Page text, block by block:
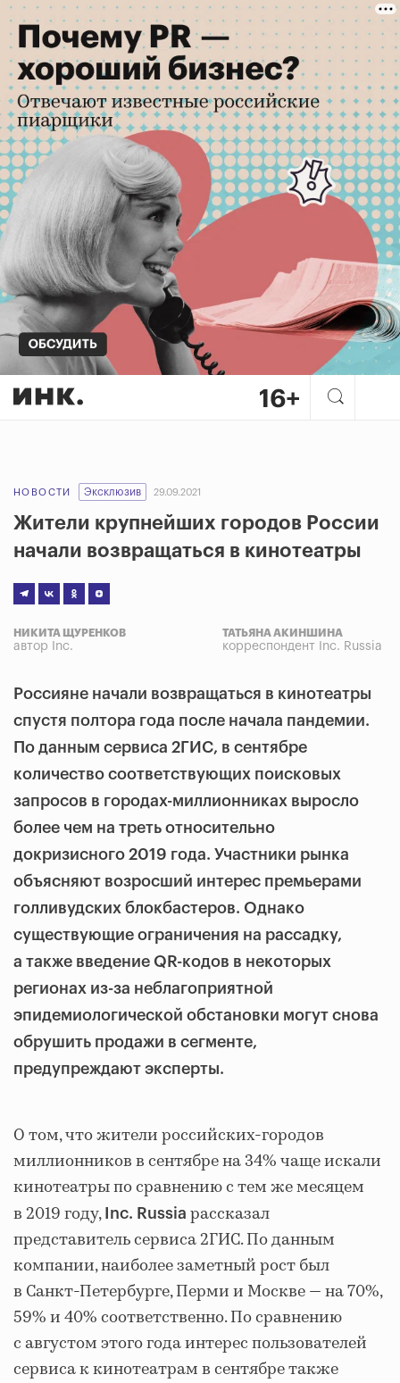
НОВОСТИ Эксклюзив 29.09.2021
Жители крупнейших городов России
начали возвращаться в кинотеатры
НИКИТА ЩУРЕНКОВ
автор Inc.
ТАТЬЯНА АКИНШИНА
корреспондент Inc. Russia
Россияне начали возвращаться в кинотеатры
спустя полтора года после начала пандемии.
По данным сервиса 2ГИС, в сентябре
количество соответствующих поисковых
запросов в городах-миллионниках выросло
более чем на треть относительно
докризисного 2019 года. Участники рынка
объясняют возросший интерес премьерами
голливудских блокбастеров. Однако
существующие ограничения на рассадку,
а также введение QR-кодов в некоторых
регионах из-за неблагоприятной
эпидемиологической обстановки могут снова
обрушить продажи в сегменте,
предупреждают эксперты.
О том, что жители российских-городов
миллионников в сентябре на 34% чаще искали
кинотеатры по сравнению с тем же месяцем
в 2019 году, Inc. Russia рассказал
представитель сервиса 2ГИС. По данным
компании, наиболее заметный рост был
в Санкт-Петербурге, Перми и Москве — на 70%,
59% и 40% соответственно. По сравнению
с августом этого года интерес пользователей
сервиса к кинотеатрам в сентябре также